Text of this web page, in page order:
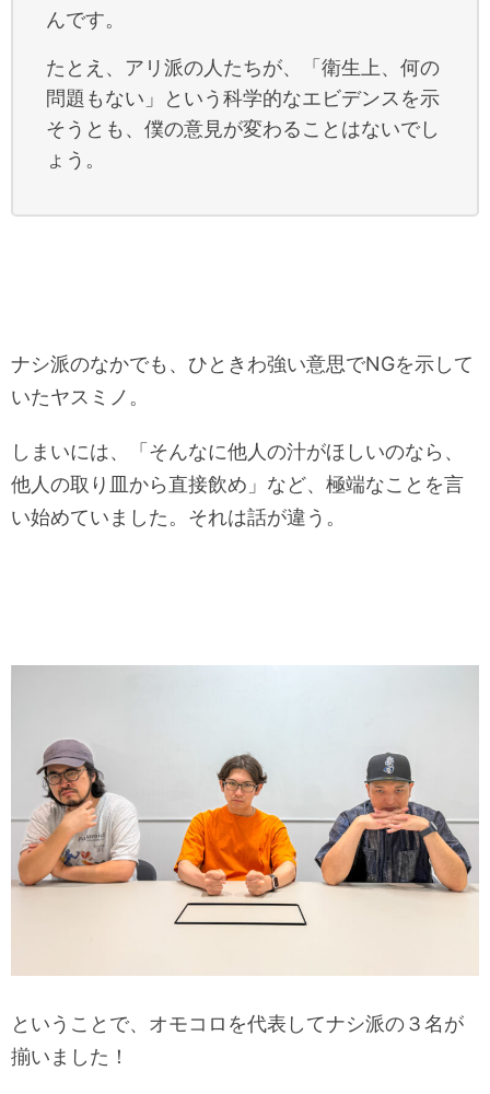
んです。
たとえ、アリ派の人たちが、「衛生上、何の
問題もない」という科学的なエビデンスを示
そうとも、僕の意見が変わることはないでし
ょう。
ナシ派のなかでも、ひときわ強い意思でNGを示して
いたヤスミノ。
しまいには、「そんなに他人の汁がほしいのなら、
他人の取り皿から直接飲め」など、極端なことを言
い始めていました。それは話が違う。
ということで、オモコロを代表してナシ派の３名が
揃いました！